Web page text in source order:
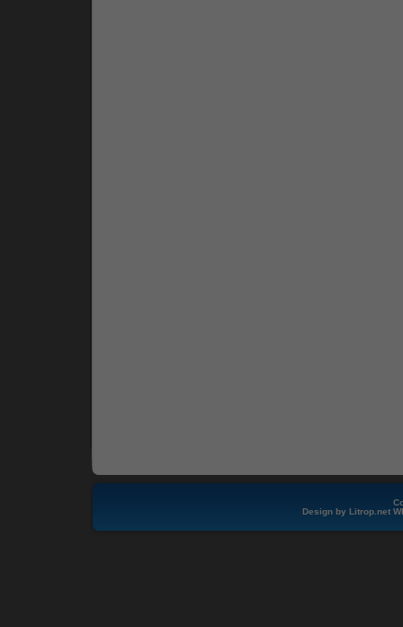
Design by Litrop.net